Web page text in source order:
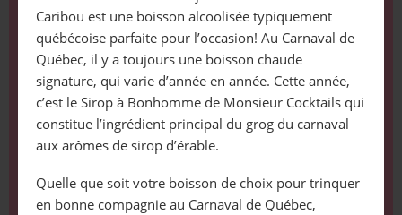
Caribou est une boisson alcoolisée typiquement
québécoise parfaite pour l’occasion! Au Carnaval de
Québec, il y a toujours une boisson chaude
signature, qui varie d’année en année. Cette année,
c’est le Sirop à Bonhomme de Monsieur Cocktails qui
constitue l’ingrédient principal du grog du carnaval
aux arômes de sirop d’érable.
Quelle que soit votre boisson de choix pour trinquer
en bonne compagnie au Carnaval de Québec,